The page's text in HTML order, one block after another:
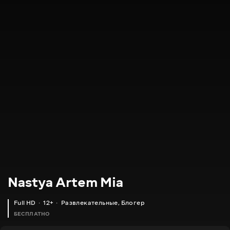
Nastya Artem Mia
Full HD 12+ Развлекательные, Блогер
БЕСПЛАТНО